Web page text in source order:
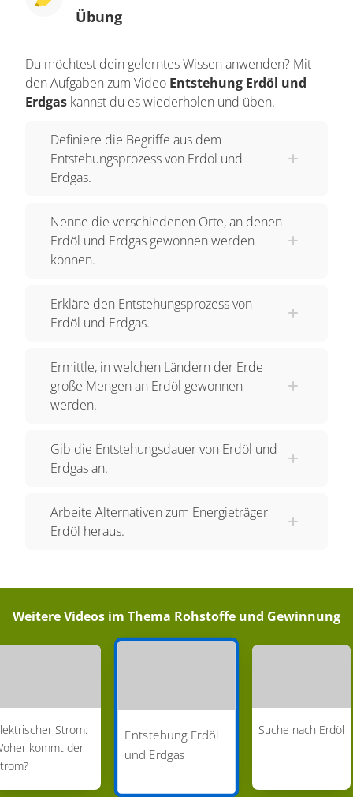
entstehen kann. In einer tiefe von 2000 bis 4000
das Gestein auf 60 bis 120 Grad Celsius. Durch
Hitze und Druck wandeln sich die organischen
Substanzen des Muttergesteins um. Es entstehen
Kerogene. Aufgrund der geringeren Dichte
wandern die Kohlenwasserstoffe durch
oben, in durchlässige und aufnahmefähige
Gesteinsschichten. Das sind vor allem
Sandsteine und Kalke. Wenn eine
weiteren Weg versperrt, wird die Wanderung
unterbrochen. Das Öl sitzt in der Falle. Erdöl und
stellen der durchlässigen Gesteinsschicht an.
Wie in den Poren eines Schwamms, diese wird
zum Erdölspeichergestein. Erdöl und Erdgas
Speichergestein. Migration nennt man diesen
Vorgang, der in Wirklichkeit Jahrmillionen dauert.
Aufwölbung füllen, einen Schichtsattel, ist das
Lagerstätte kann abgebaut werden. Durch
Bewegungen in der Erdkruste können
Schichtpakete gegeneinander verschoben
der aus der Tiefe aufgedrungen ist und dabei an
seinen Rändern Schichten mitgeschleppt hat,
Übung
Du möchtest dein gelerntes Wissen anwenden? Mit
den Aufgaben zum Video Entstehung Erdöl und
Erdgas kannst du es wiederholen und üben.
Definiere die Begriffe aus dem
Entstehungsprozess von Erdöl und
Erdgas.
Nenne die verschiedenen Orte, an denen
Erdöl und Erdgas gewonnen werden
können.
Erkläre den Entstehungsprozess von
Erdöl und Erdgas.
Ermittle, in welchen Ländern der Erde
große Mengen an Erdöl gewonnen
werden.
Gib die Entstehungsdauer von Erdöl und
Erdgas an.
Arbeite Alternativen zum Energieträger
Erdöl heraus.
Weitere Videos im Thema Rohstoffe und Gewinnung
Strom:
kommt der
Entstehung Erdöl
und Erdgas
Suche nach Erdöl